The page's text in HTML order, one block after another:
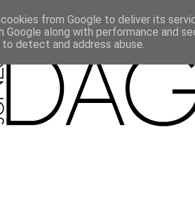
from Google to deliver its
Google along with performance and
detect and address abuse.